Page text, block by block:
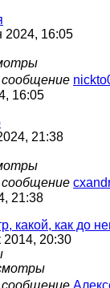
2024, 16:05
16:05
21:38
21:38
какой, как до
2014, 20:30